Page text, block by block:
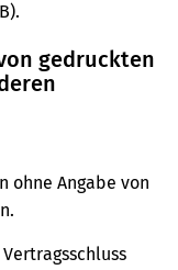
gedruckten
ohne Angabe von